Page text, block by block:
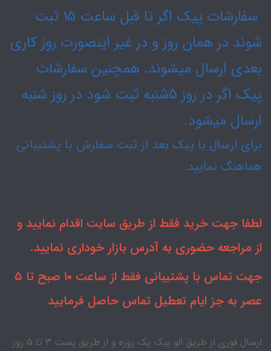
سفارشات پیک اگر تا قبل ساعت 15 ثبت
شوند در همان روز و در غیر اینصورت روز کاری
بعدی ارسال میشوند. همچنین سفارشات
پیک اگر در روز ۵شنبه ثبت شود در روز شنبه
ارسال میشود.
برای ارسال با پیک بعد از ثبت سفارش با پشتیبانی
هماهنگ نمایید.
لطفا جهت خرید فقط از طریق سایت اقدام نمایید و
از مراجعه حضوری به آدرس بازار خوداری نمایید.
جهت تماس با پشتیبانی فقط از ساعت ۱۰ صبح تا ۵
عصر به جز ایام تعطیل تماس حاصل فرمایید
ارسال فوری از طریق الو پیک یک روزه و از طریق پست ۳ تا ۵ روز